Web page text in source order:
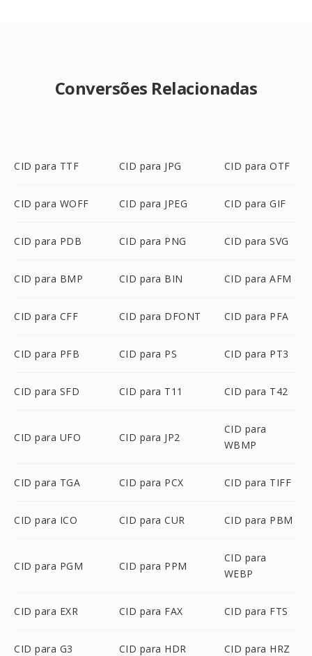
Conversões Relacionadas
CID para TTF CID para JPG CID para OTF
CID para WOFF CID para JPEG CID para GIF
CID para PDB CID para PNG CID para SVG
CID para BMP CID para BIN CID para AFM
CID para CFF CID para DFONT CID para PFA
CID para PFB CID para PS CID para PT3
CID para SFD CID para T11 CID para T42
CID para UFO CID para JP2
CID para
WBMP
CID para TGA CID para PCX CID para TIFF
CID para ICO CID para CUR CID para PBM
CID para PGM CID para PPM
CID para
WEBP
CID para EXR CID para FAX CID para FTS
CID para G3 CID para HDR CID para HRZ